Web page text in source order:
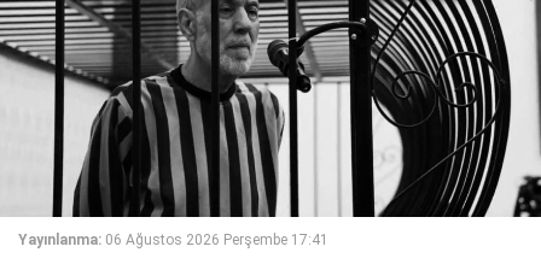
Yayınlanma: 06 Ağustos 2026 Perşembe 17:41